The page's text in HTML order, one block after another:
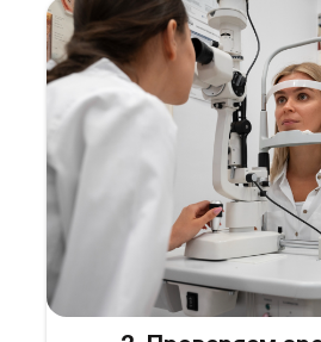
2. Проверяем зрение
бесплатно (в ТРЦ «Огни»)
Подберем точные параметры линз с
учётом ваших особенностей.